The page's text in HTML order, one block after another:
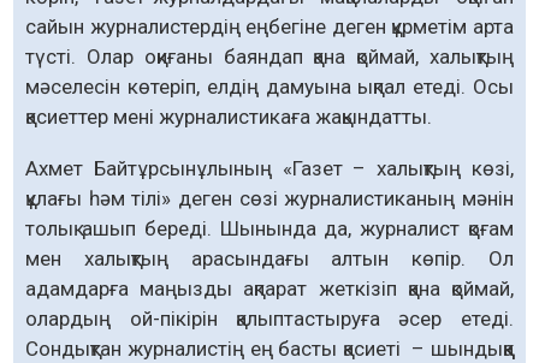
сайын журналистердің еңбегіне деген құрметім арта
түсті. Олар оқиғаны баяндап қана қоймай, халықтың
мәселесін көтеріп, елдің дамуына ықпал етеді. Осы
қасиеттер мені журналистикаға жақындатты.
Ахмет Байтұрсынұлының «Газет – халықтың көзі,
құлағы һәм тілі» деген сөзі журналистиканың мәнін
толық ашып береді. Шынында да, журналист қоғам
мен халықтың арасындағы алтын көпір. Ол
адамдарға маңызды ақпарат жеткізіп қана қоймай,
олардың ой-пікірін қалыптастыруға әсер етеді.
Сондықтан журналистің ең басты қасиеті – шындыққа